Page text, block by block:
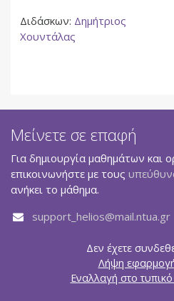
Διδάσκων: Δημήτριος
Χουντάλας
Μείνετε σε επαφή
Για δημιουργία μαθημάτων και
επικοινωνήστε με τους
ανήκει το μάθημα.
support_helios@mail.ntua.gr
Δεν έχετε
Λήψη
Εναλλαγή στο